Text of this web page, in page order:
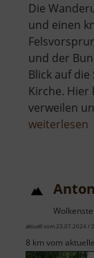
Die
und einen
und der
Blick auf
Kirche. Hier
verweilen
weiterlesen
aktuell vom 23.07.2024 /
8 km vom